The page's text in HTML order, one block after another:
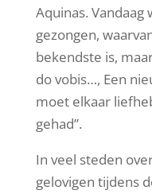
Aquinas.
gezongen,
bekendste is,
do vobis…, Een
moet elkaar
gehad”.
In veel steden
gelovigen tijdens